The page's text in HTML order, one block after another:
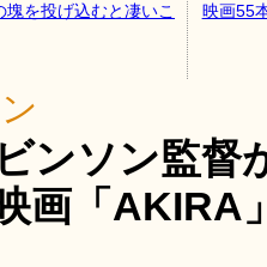
を投げ込むと凄いこ
映画55
ンソン監督
画「AKIRA